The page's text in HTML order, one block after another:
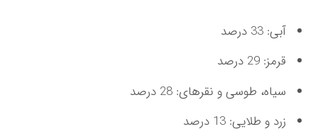
آبی: 33 درصد
قرمز: 29 درصد
سیاه، طوسی و نقره­ای: 28 درصد
زرد و طلایی: 13 درصد